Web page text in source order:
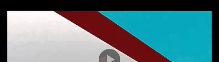
elektronischen Musikszene gespielt.
Die Reithalle hat eine Kapazität von bis zu 1000